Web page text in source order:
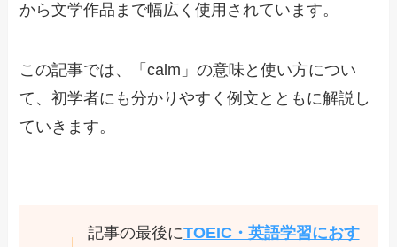
から文学作品まで幅広く使用されています。
この記事では、「calm」の意味と使い方につい
て、初学者にも分かりやすく例文とともに解説し
ていきます。
記事の最後にTOEIC・英語学習におす